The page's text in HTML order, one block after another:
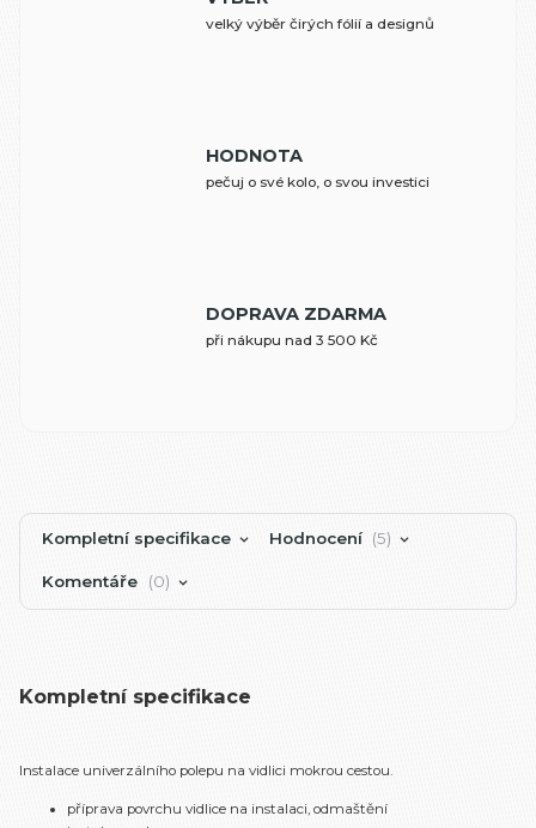
velký výběr čirých fólií a designů
HODNOTA
pečuj o své kolo, o svou investici
DOPRAVA ZDARMA
při nákupu nad 3 500 Kč
Kompletní specifikace Hodnocení 5
Komentáře 0
Kompletní specifikace
Instalace univerzálního polepu na vidlici mokrou cestou.
příprava povrchu vidlice na instalaci, odmaštění